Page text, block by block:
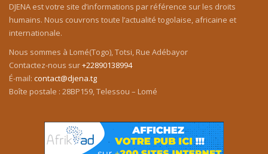
DJENA est votre site d’informations par référence sur les droits
humains. Nous couvrons toute l’actualité togolaise, africaine et
internationale.
Nous sommes à Lomé(Togo), Totsi, Rue Adébayor
Contactez-nous sur+22890138994
É-mail: contact@djena.tg
Boîte postale : 28BP159, Telessou – Lomé